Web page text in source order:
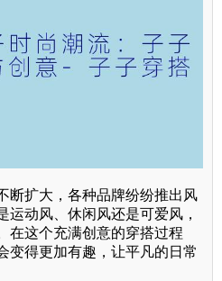
断扩大，各种品牌纷纷推出风
运动风、休闲风还是可爱风，
在这个充满创意的穿搭过程
变得更加有趣，让平凡的日常